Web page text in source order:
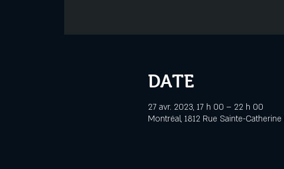
DATE
27 avr. 2023, 17 h 00 – 22 h 00
Montréal, 1812 Rue Sainte-